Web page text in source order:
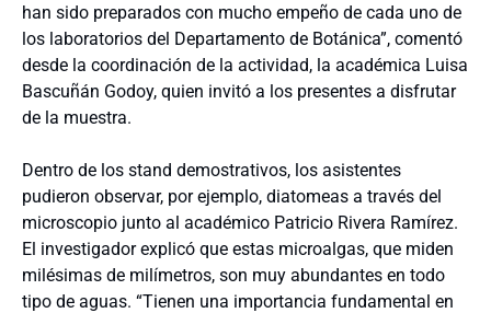
han sido preparados con mucho empeño de cada uno de
los laboratorios del Departamento de Botánica”, comentó
desde la coordinación de la actividad, la académica Luisa
Bascuñán Godoy, quien invitó a los presentes a disfrutar
de la muestra.
Dentro de los stand demostrativos, los asistentes
pudieron observar, por ejemplo, diatomeas a través del
microscopio junto al académico Patricio Rivera Ramírez.
El investigador explicó que estas microalgas, que miden
milésimas de milímetros, son muy abundantes en todo
tipo de aguas. “Tienen una importancia fundamental en